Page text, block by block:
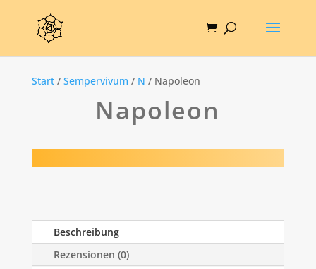
Start/ Sempervivum / N / Napoleon
Napoleon
Beschreibung
Rezensionen (0)